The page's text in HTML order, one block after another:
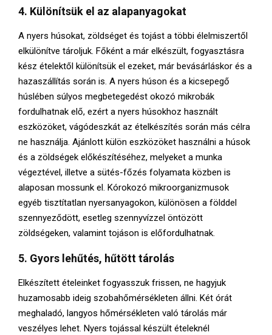
4. Különítsük el az alapanyagokat
A nyers húsokat, zöldséget és tojást a többi élelmiszertől
elkülönítve tároljuk. Főként a már elkészült, fogyasztásra
kész ételektől különítsük el ezeket, már bevásárláskor és a
hazaszállítás során is. A nyers húson és a kicsepegő
húslében súlyos megbetegedést okozó mikrobák
fordulhatnak elő, ezért a nyers húsokhoz használt
eszközöket, vágódeszkát az ételkészítés során más célra
ne használja. Ajánlott külön eszközöket használni a húsok
és a zöldségek előkészítéséhez, melyeket a munka
végeztével, illetve a sütés-főzés folyamata közben is
alaposan mossunk el. Kórokozó mikroorganizmusok
egyéb tisztítatlan nyersanyagokon, különösen a földdel
szennyeződött, esetleg szennyvízzel öntözött
zöldségeken, valamint tojáson is előfordulhatnak.
5. Gyors lehűtés, hűtött tárolás
Elkészített ételeinket fogyasszuk frissen, ne hagyjuk
huzamosabb ideig szobahőmérsékleten állni. Két órát
meghaladó, langyos hőmérsékleten való tárolás már
veszélyes lehet. Nyers tojással készült ételeknél